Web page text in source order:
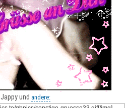
und andere: